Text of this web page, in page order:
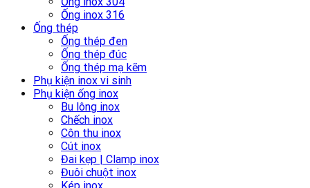
Ống inox 316
Ống thép
Ống thép đen
Ống thép đúc
Ống thép mạ kẽm
Phụ kiện inox vi sinh
Phụ kiện ống inox
Bu lông inox
Chếch inox
Côn thu inox
Cút inox
Đai kẹp | Clamp inox
Đuôi chuột inox